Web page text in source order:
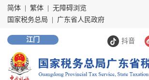
简体 繁体
无障碍浏览
国家税务总局
广东省人民政府
抖音
江门